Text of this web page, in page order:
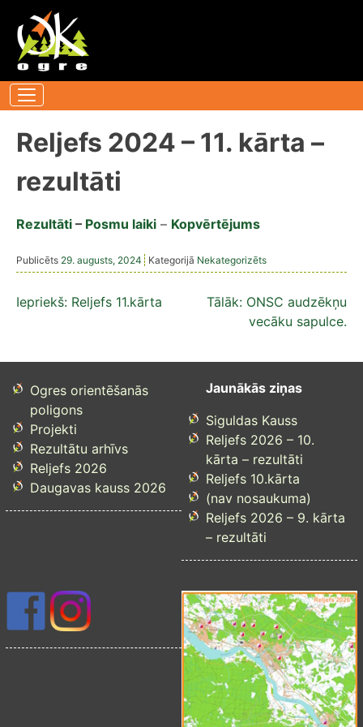
saturu
Reljefs 2024 – 11. kārta –
rezultāti
Rezultāti – Posmu laiki – Kopvērtējums
Publicēts 29. augusts, 2024 Kategorijā Nekategorizēts
Ziņu
Iepriekš: Reljefs 11.kārta Tālāk: ONSC audzēkņu
vecāku sapulce.
Ogres orientēšanās
poligons
Projekti
Rezultātu arhīvs
Reljefs 2026
Daugavas kauss 2026
Jaunākās ziņas
Siguldas Kauss
Reljefs 2026 – 10.
kārta – rezultāti
Reljefs 10.kārta
(nav nosaukuma)
Reljefs 2026 – 9. kārta
– rezultāti